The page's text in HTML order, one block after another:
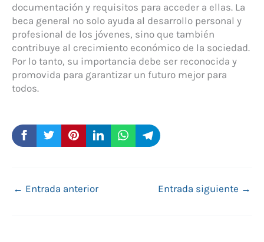
documentación y requisitos para acceder a ellas. La
beca general no solo ayuda al desarrollo personal y
profesional de los jóvenes, sino que también
contribuye al crecimiento económico de la sociedad.
Por lo tanto, su importancia debe ser reconocida y
promovida para garantizar un futuro mejor para
todos.
← Entrada anterior Entrada siguiente →